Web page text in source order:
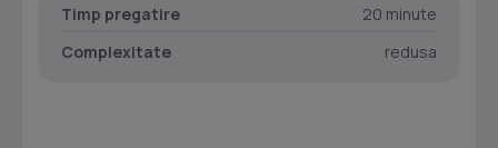
Timp pregatire
20 minute
Complexitate
redusa